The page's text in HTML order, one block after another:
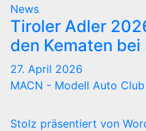
News
Tiroler Adler
den Kematen
27. April 2026
MACN - Modell Auto
Stolz präsentiert von